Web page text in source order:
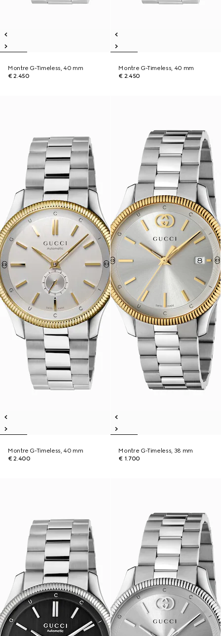
Montre G-Timeless, 40 mm
€ 2.450
Montre G-Timeless, 40 mm
€ 2.450
Montre G-Timeless, 40 mm
€ 2.400
Montre G-Timeless, 38 mm
€ 1.700